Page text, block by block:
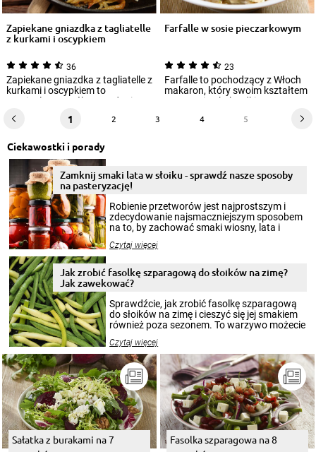
Zapiekane gniazdka z tagliatelle
z kurkami i oscypkiem
36
Zapiekane gniazdka z tagliatelle z
kurkami i oscypkiem to
oryginalny sposób na podanie
Farfalle w sosie pieczarkowym
23
Farfalle to pochodzący z Włoch
makaron, który swoim kształtem
przypomina kokardki. Bywa
1 2 3 4 5
Ciekawostki i porady
Zamknij smaki lata w słoiku - sprawdź nasze sposoby
na pasteryzację!
Robienie przetworów jest najprostszym i
zdecydowanie najsmaczniejszym sposobem
na to, by zachować smaki wiosny, lata i
krajobrazów, by cieszyć nimi oko w sezonie
pełni poczuć atmosferę cieplejszych
miesięcy. Przygotowanie słoików ze
patenty, które pozwolą zachować świeżość
przetworów.
Czytaj więcej
Jak zrobić fasolkę szparagową do słoików na zimę?
Jak zawekować?
Sprawdźcie, jak zrobić fasolkę szparagową
do słoików na zimę i cieszyć się jej smakiem
również poza sezonem. To warzywo możecie
nasze propozycje!
Czytaj więcej
Sałatka z burakami na 7
Fasolka szparagowa na 8